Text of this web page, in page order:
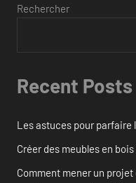
Rechercher
Recent Posts
Les astuces pour
Créer des meubles en
Comment mener un